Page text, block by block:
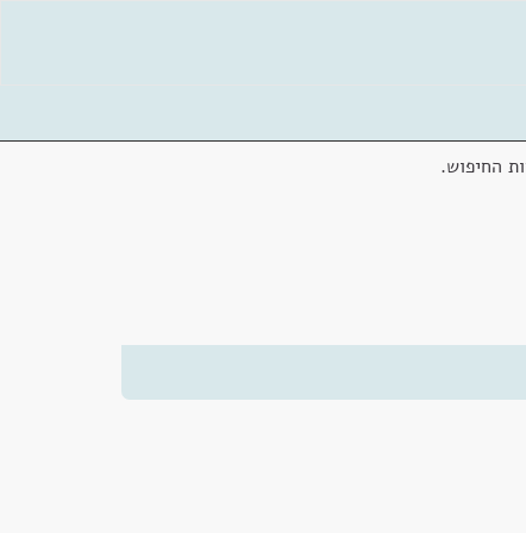
החיפוש.